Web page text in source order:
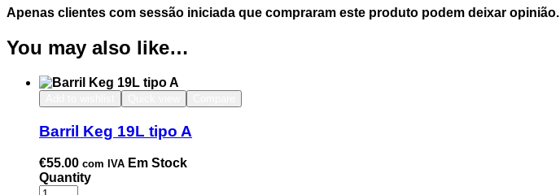
Apenas clientes com sessão iniciada que compraram este produto podem deixar opinião.
You may also like…
Barril Keg 19L tipo A
€55.00 com IVA Em Stock
Quantity